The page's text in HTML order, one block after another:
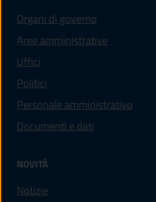
Organi di governo
Aree amministrative
Uffici
Politici
Personale amministrativo
Documenti e dati
NOVITÀ
Notizie